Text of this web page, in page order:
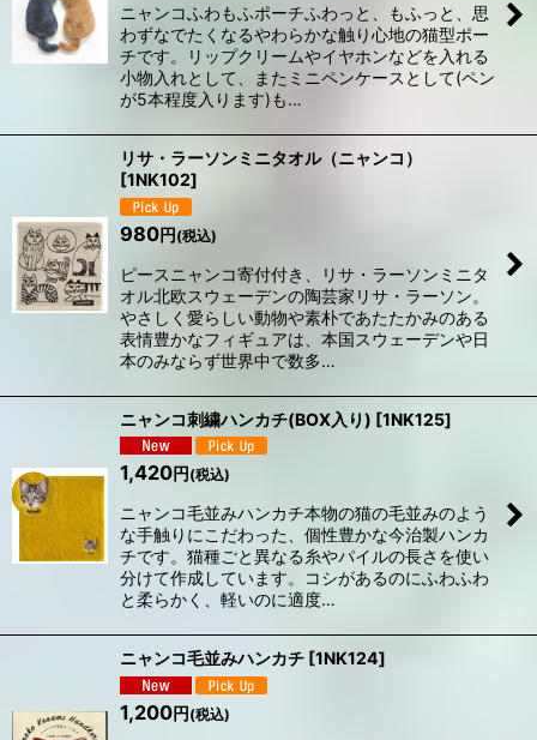
ニャンコふわもふポーチふわっと、もふっと、思
わずなでたくなるやわらかな触り心地の猫型ポー
チです。リップクリームやイヤホンなどを入れる
小物入れとして、またミニペンケースとして(ペン
が5本程度入ります)も…
リサ・ラーソンミニタオル（ニャンコ）
[1NK102]
980円(税込)
ピースニャンコ寄付付き、リサ・ラーソンミニタ
オル北欧スウェーデンの陶芸家リサ・ラーソン。
やさしく愛らしい動物や素朴であたたかみのある
表情豊かなフィギュアは、本国スウェーデンや日
本のみならず世界中で数多…
ニャンコ刺繍ハンカチ(BOX入り) [1NK125]
1,420円 (税込)
ニャンコ毛並みハンカチ本物の猫の毛並みのよう
な手触りにこだわった、個性豊かな今治製ハンカ
チです。猫種ごと異なる糸やパイルの長さを使い
分けて作成しています。コシがあるのにふわふわ
と柔らかく、軽いのに適度…
ニャンコ毛並みハンカチ [1NK124]
1,200円 (税込)